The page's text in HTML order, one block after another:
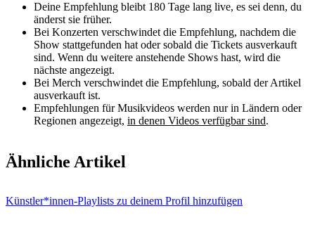
Deine Empfehlung bleibt 180 Tage lang live, es sei denn, du
änderst sie früher.
Bei Konzerten verschwindet die Empfehlung, nachdem die
Show stattgefunden hat oder sobald die Tickets ausverkauft
sind. Wenn du weitere anstehende Shows hast, wird die
nächste angezeigt.
Bei Merch verschwindet die Empfehlung, sobald der Artikel
ausverkauft ist.
Empfehlungen für Musikvideos werden nur in Ländern oder
Regionen angezeigt, in denen Videos verfügbar sind.
Ähnliche Artikel
Künstler*innen-Playlists zu deinem Profil hinzufügen